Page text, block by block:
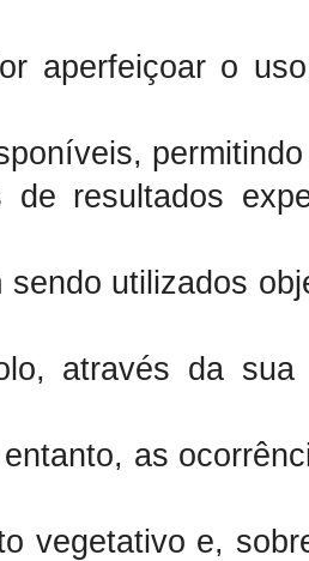
aperfeiçoar o
de resultados
utilizados
através da
as
vegetativo e,